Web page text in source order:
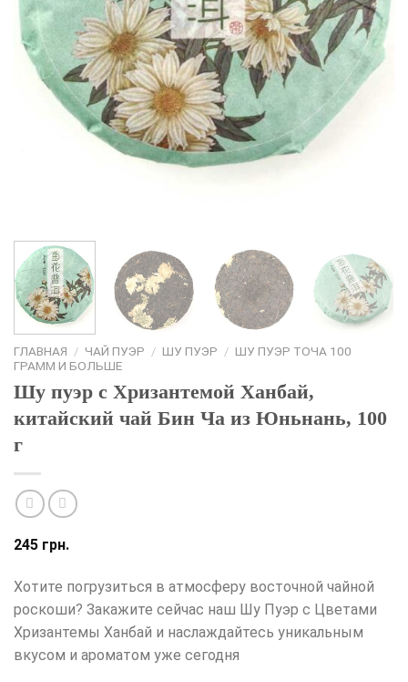
ГЛАВНАЯ / ЧАЙ ПУЭР / ШУ ПУЭР / ШУ ПУЭР ТОЧА 100
ГРАММ И БОЛЬШЕ
Шу пуэр с Хризантемой Ханбай,
китайский чай Бин Ча из Юньнань, 100
г
245 грн.
Хотите погрузиться в атмосферу восточной чайной
роскоши? Закажите сейчас наш Шу Пуэр с Цветами
Хризантемы Ханбай и наслаждайтесь уникальным
вкусом и ароматом уже сегодня